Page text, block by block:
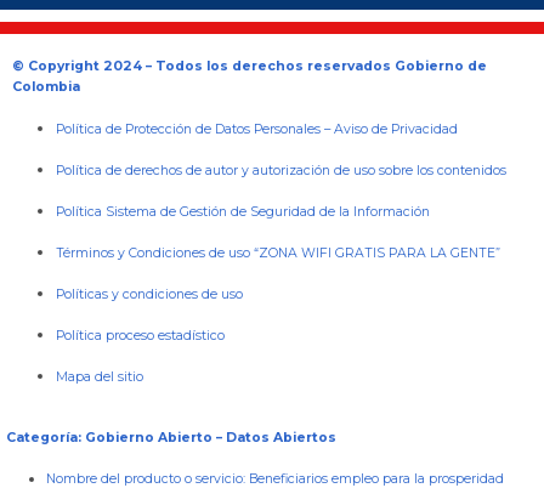
© Copyright 2024 – Todos los derechos reservados Gobierno de
Colombia
Política de Protección de Datos Personales –Aviso de Privacidad
Política de derechos de autor y autorización de uso sobre los contenidos
Política Sistema de Gestión de Seguridad de la Información
Términos y Condiciones de uso “ZONA WIFI GRATIS PARA LA GENTE”
Políticas y condiciones de uso
Política proceso estadístico
Mapa del sitio
Categoría: Gobierno Abierto – Datos Abiertos
Nombre del producto o servicio: Beneficiarios empleo para la prosperidad